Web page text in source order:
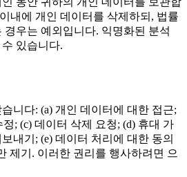
내에 개인 데이터를 삭제하되, 법률
경우는 예외입니다. 익명화된 분석
있습니다.
니다: (a) 개인 데이터에 대한 접근;
; (c) 데이터 삭제 요청; (d) 휴대 가
내기; (e) 데이터 처리에 대한 동의
제기. 이러한 권리를 행사하려면 으